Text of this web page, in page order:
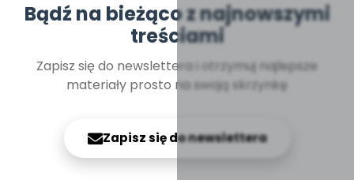
Bądź na bieżąco z najnowszymi
treściami
Zapisz się do newslettera i otrzymuj najlepsze
materiały prosto na swoją skrzynkę
Zapisz się do newslettera